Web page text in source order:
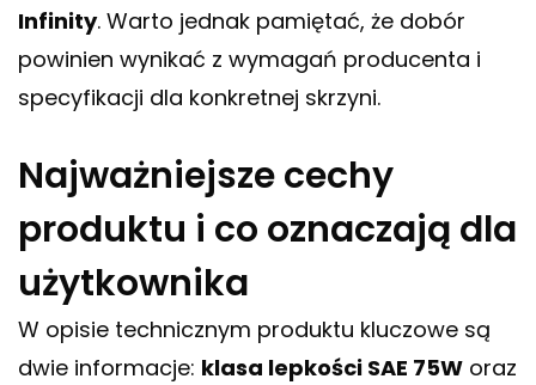
Infinity. Warto jednak pamiętać, że dobór
powinien wynikać z wymagań producenta i
specyfikacji dla konkretnej skrzyni.
Najważniejsze cechy
produktu i co oznaczają dla
użytkownika
W opisie technicznym produktu kluczowe są
dwie informacje: klasa lepkości SAE 75W oraz